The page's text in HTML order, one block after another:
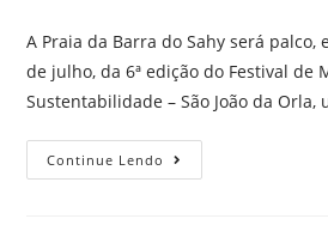
A Praia da Barra do Sahy será palco,
de julho, da 6ª edição do Festival de
Sustentabilidade – São João da Orla,
Continue Lendo